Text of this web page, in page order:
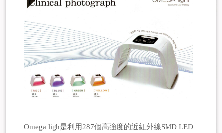
Omega ligh是利用287個高強度的近紅外線SMD LED